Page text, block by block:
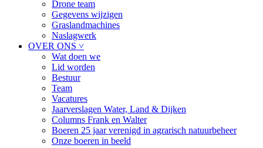
Drone team
Gegevens wijzigen
Graslandmachines
Naslagwerk
OVER ONS ˅
Wat doen we
Lid worden
Bestuur
Team
Vacatures
Jaarverslagen Water, Land & Dijken
Columns Frank en Walter
Boeren 25 jaar verenigd in agrarisch natuurbeheer
Onze boeren in beeld